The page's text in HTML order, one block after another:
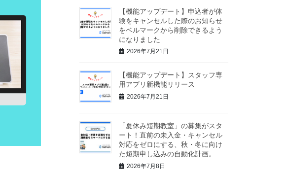
【機能アップデート】申込者が体
験をキャンセルした際のお知らせ
をベルマークから削除できるよう
になりました
2026年7月21日
【機能アップデート】スタッフ専
用アプリ新機能リリース
2026年7月21日
「夏休み短期教室」の募集がスタ
ート！直前の未入金・キャンセル
対応をゼロにする、秋・冬に向け
た短期申し込みの自動化計画。
2026年7月8日